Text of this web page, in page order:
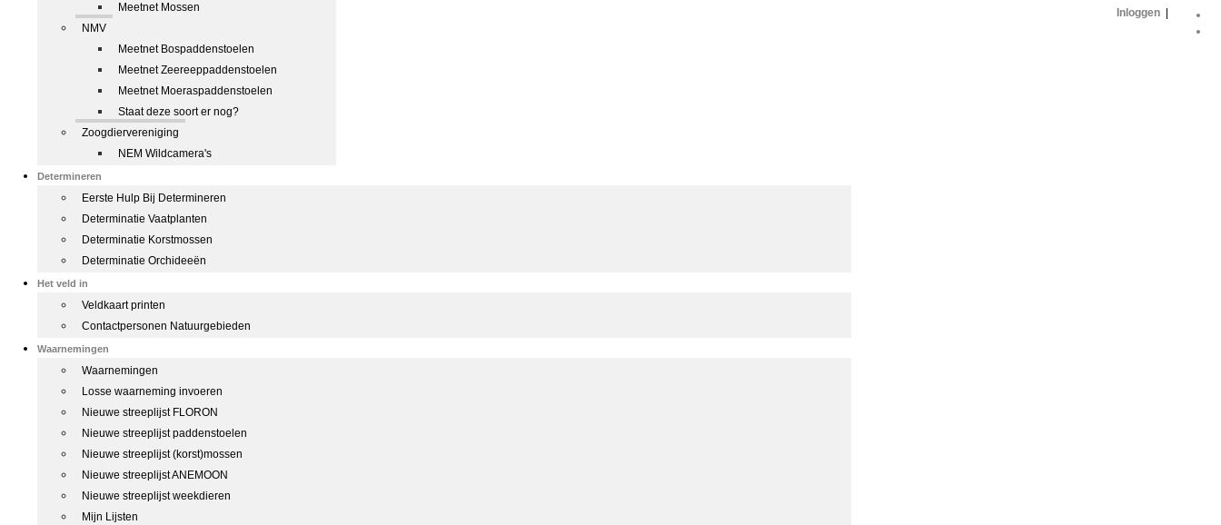
Meetnet Mossen
NMV
Meetnet Bospaddenstoelen
Meetnet Zeereeppaddenstoelen
Meetnet Moeraspaddenstoelen
Staat deze soort er nog?
Zoogdiervereniging
NEM Wildcamera's
Determineren
Eerste Hulp Bij Determineren
Determinatie Vaatplanten
Determinatie Korstmossen
Determinatie Orchideeën
Het veld in
Veldkaart printen
Contactpersonen Natuurgebieden
Waarnemingen
Waarnemingen
Losse waarneming invoeren
Nieuwe streeplijst FLORON
Nieuwe streeplijst paddenstoelen
Nieuwe streeplijst (korst)mossen
Nieuwe streeplijst ANEMOON
Nieuwe streeplijst weekdieren
Mijn Lijsten
Inloggen